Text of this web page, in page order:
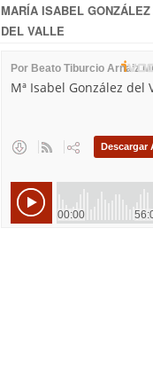
MARÍA ISABEL GONZÁLEZ
DEL VALLE